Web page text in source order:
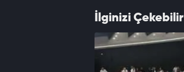
İlginizi Çekebilir